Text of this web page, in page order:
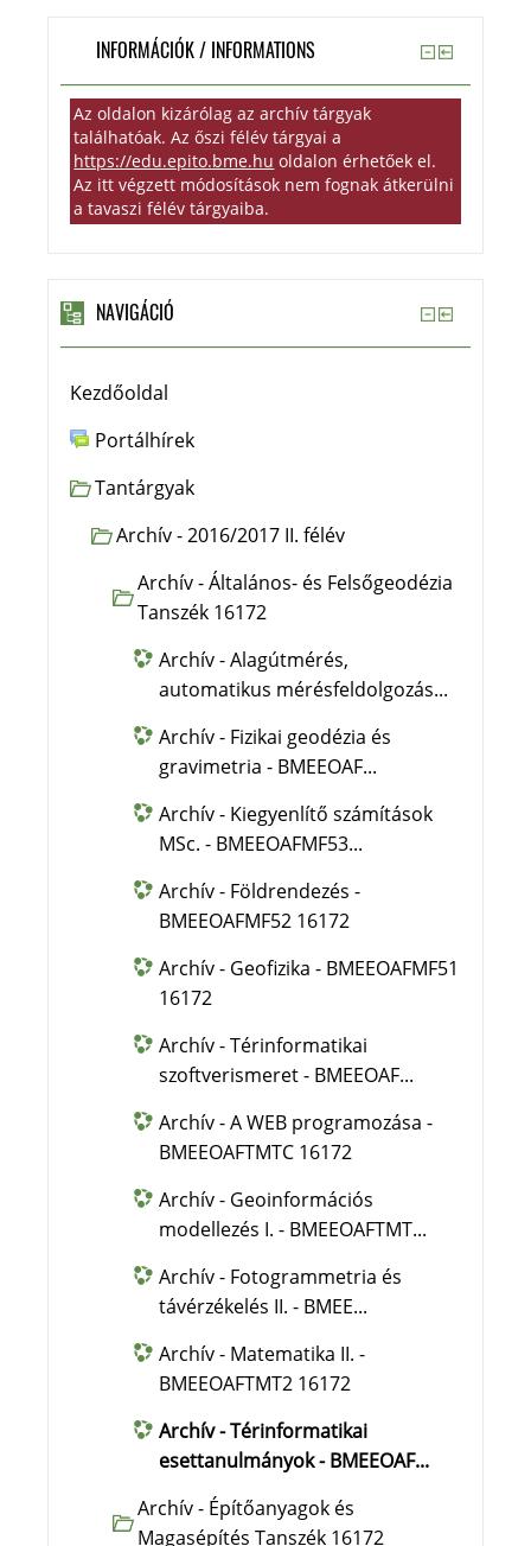
INFORMÁCIÓK / INFORMATIONS
Az oldalon kizárólag az archív tárgyak
találhatóak. Az őszi félév tárgyai a
https://edu.epito.bme.hu oldalon érhetőek el.
Az itt végzett módosítások nem fognak átkerülni
a tavaszi félév tárgyaiba.
NAVIGÁCIÓ
Kezdőoldal
Portálhírek
Tantárgyak
Archív - 2016/2017 II. félév
Archív - Általános- és Felsőgeodézia
Tanszék 16172
Archív - Alagútmérés,
automatikus mérésfeldolgozás...
Archív - Fizikai geodézia és
gravimetria - BMEEOAF...
Archív - Kiegyenlítő számítások
MSc. - BMEEOAFMF53...
Archív - Földrendezés -
BMEEOAFMF52 16172
Archív - Geofizika - BMEEOAFMF51
16172
Archív - Térinformatikai
szoftverismeret - BMEEOAF...
Archív - A WEB programozása -
BMEEOAFTMTC 16172
Archív - Geoinformációs
modellezés I. - BMEEOAFTMT...
Archív - Fotogrammetria és
távérzékelés II. - BMEE...
Archív - Matematika II. -
BMEEOAFTMT2 16172
Archív - Térinformatikai
esettanulmányok - BMEEOAF...
Archív - Építőanyagok és
Magasépítés Tanszék 16172